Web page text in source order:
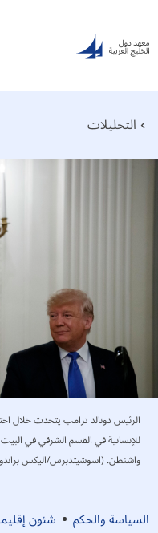
التحليلات
السياسة والحكم شئون
الرئيس دونالد ترامب يتحدث خلال
واشنطن. (اسوشيتدبرس/اليكس